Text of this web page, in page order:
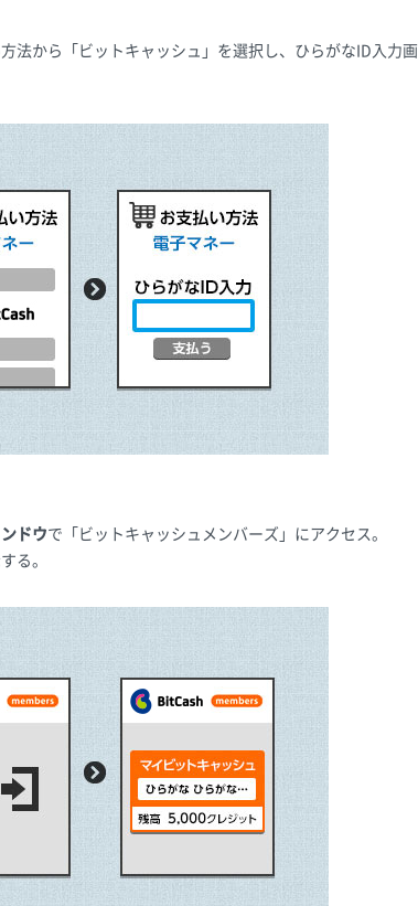
法から「ビットキャッシュ」を選択し、ひらがなID入力画
ドウで「ビットキャッシュメンバーズ」にアクセス。
る。